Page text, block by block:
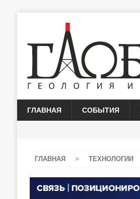
ГЛАВНАЯ СОБЫТИЯ
ГЛАВНАЯ > ТЕХНОЛОГИИ